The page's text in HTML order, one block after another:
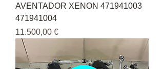
AVENTADOR XENON 471941003
471941004
Pris
11.500,00 €